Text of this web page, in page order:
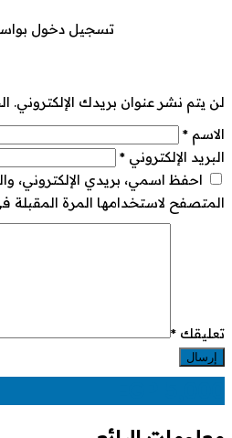
تسجيل دخول
لن يتم نشر عنوان بريدك الإلكتروني.
الاسم *
البريد الإلكتروني *
احفظ اسمي، بريدي الإلكتروني،
المتصفح لاستخدامها المرة المقبلة
تعليقك *